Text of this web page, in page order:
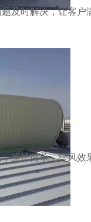
及时解决，让客户
维护简单，排风效